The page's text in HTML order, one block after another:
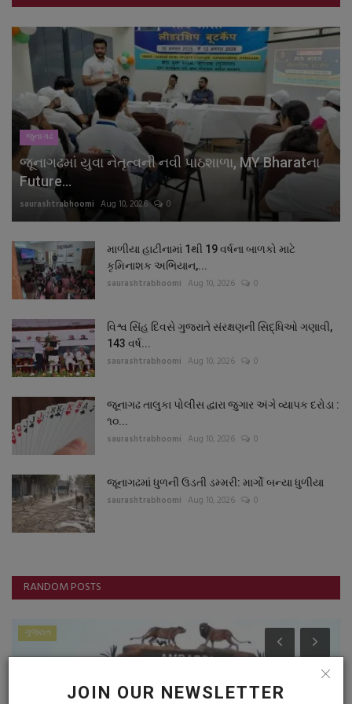
JOIN OUR NEWSLETTER
જુનાગઢ
જૂનાગઢમાં યુવા નેતૃત્વની નવી પાઠશાળા, MY Bharatના
Future...
saurashtrabhoomi Aug 10, 2026 0
માળીયા હાટીનામાં 1થી 19 વર્ષના બાળકો માટે
કૃમિનાશક અભિયાન,...
saurashtrabhoomi Aug 10, 2026 0
વિશ્વ સિંહ દિવસે ગુજરાતે સંરક્ષણની સિદ્ધિઓ ગણાવી,
143 વર્ષ...
saurashtrabhoomi Aug 10, 2026 0
જૂનાગઢ તાલુકા પોલીસ દ્વારા જુગાર અંગે વ્યાપક દરોડા :
૧૦...
saurashtrabhoomi Aug 10, 2026 0
જૂનાગઢમાં ધુળની ઉડતી ડમ્મરી: માર્ગો બન્યા ધુળીયા
saurashtrabhoomi Aug 10, 2026 0
RANDOM POSTS
ગુજરાત